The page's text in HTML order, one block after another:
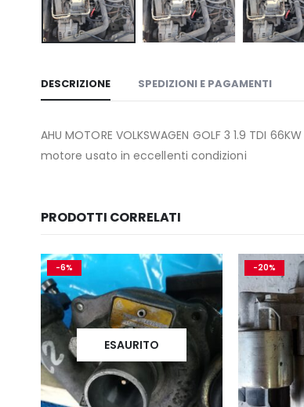
DESCRIZIONE SPEDIZIONI E PAGAMENTI
AHU MOTORE VOLKSWAGEN GOLF 3 1.9 TDI 66KW
motore usato in eccellenti condizioni
PRODOTTI CORRELATI
-6%
ESAURITO
-20%